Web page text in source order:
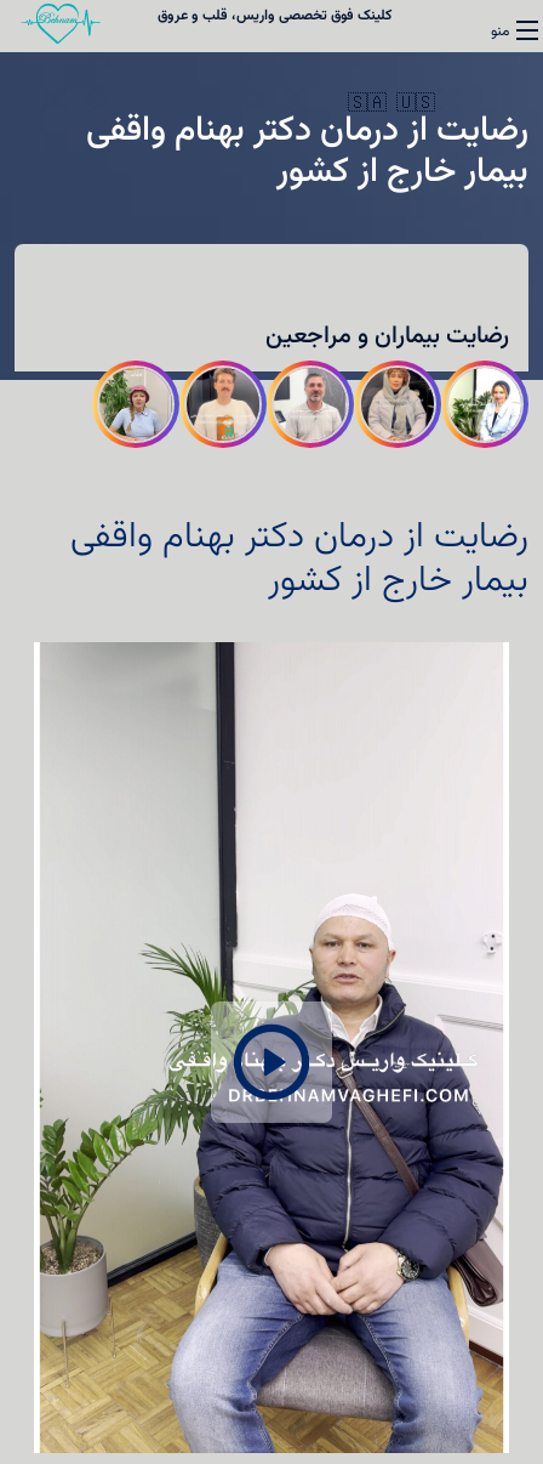
منو
کلینک فوق تخصصی واریس، قلب و عروق
🇺🇸
🇸🇦
قلب
کلینیک فوق تخصصی واریس
نوبت‌دهی
تماس با ما
رضایت از درمان دکتر بهنام واقفی
بیمار خارج از کشور
رضایت بیماران و مراجعین
رضایت از درمان دکتر بهنام واقفی
بیمار خارج از کشور